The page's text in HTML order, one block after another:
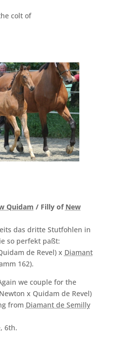
colt of
Quidam / Filly of New
das dritte Stutfohlen in
so perfekt paßt:
de Revel) x Diamant
162).
we couple for the
x Quidam de Revel)
from Diamant de Semilly
6th.